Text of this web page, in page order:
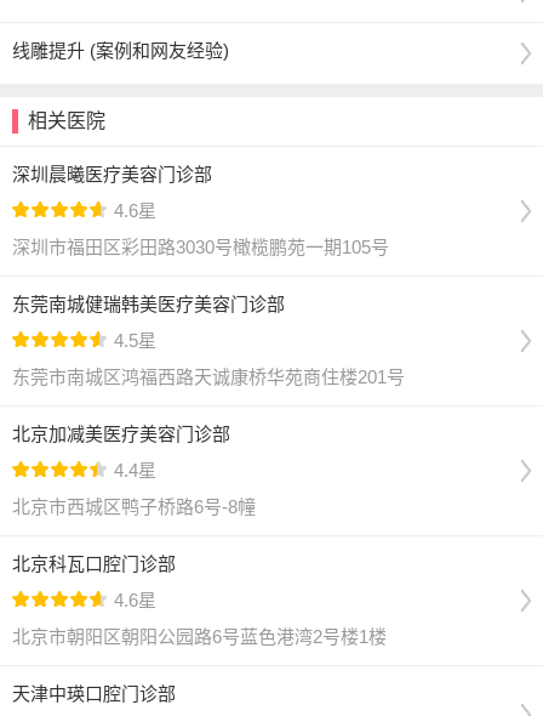
线雕提升 (案例和网友经验)
相关医院
深圳晨曦医疗美容门诊部
4.6星
深圳市福田区彩田路3030号橄榄鹏苑一期105号
东莞南城健瑞韩美医疗美容门诊部
4.5星
东莞市南城区鸿福西路天诚康桥华苑商住楼201号
北京加减美医疗美容门诊部
4.4星
北京市西城区鸭子桥路6号-8幢
北京科瓦口腔门诊部
4.6星
北京市朝阳区朝阳公园路6号蓝色港湾2号楼1楼
天津中瑛口腔门诊部